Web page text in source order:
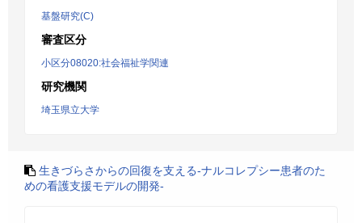
基盤研究(C)
審査区分
小区分08020:社会福祉学関連
研究機関
埼玉県立大学
生きづらさからの回復を支える-ナルコレプシー患者のた
めの看護支援モデルの開発-